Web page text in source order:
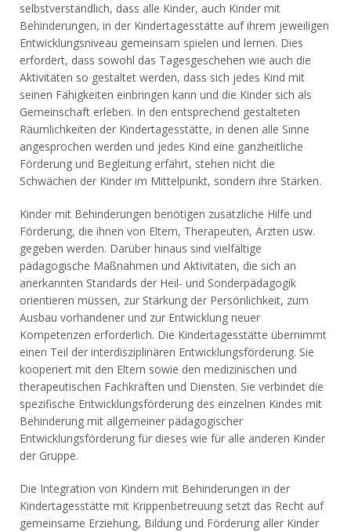
selbstverständlich, dass alle Kinder, auch Kinder mit
Behinderungen, in der Kindertagesstätte auf ihrem jeweiligen
Entwicklungsniveau gemeinsam spielen und lernen. Dies
erfordert, dass sowohl das Tagesgeschehen wie auch die
Aktivitäten so gestaltet werden, dass sich jedes Kind mit
seinen Fähigkeiten einbringen kann und die Kinder sich als
Gemeinschaft erleben. In den entsprechend gestalteten
Räumlichkeiten der Kindertagesstätte, in denen alle Sinne
angesprochen werden und jedes Kind eine ganzheitliche
Förderung und Begleitung erfährt, stehen nicht die
Schwächen der Kinder im Mittelpunkt, sondern ihre Stärken.
Kinder mit Behinderungen benötigen zusätzliche Hilfe und
Förderung, die ihnen von Eltern, Therapeuten, Ärzten usw.
gegeben werden. Darüber hinaus sind vielfältige
pädagogische Maßnahmen und Aktivitäten, die sich an
anerkannten Standards der Heil- und Sonderpädagogik
orientieren müssen, zur Stärkung der Persönlichkeit, zum
Ausbau vorhandener und zur Entwicklung neuer
Kompetenzen erforderlich. Die Kindertagesstätte übernimmt
einen Teil der interdisziplinären Entwicklungsförderung. Sie
kooperiert mit den Eltern sowie den medizinischen und
therapeutischen Fachkräften und Diensten. Sie verbindet die
spezifische Entwicklungsförderung des einzelnen Kindes mit
Behinderung mit allgemeiner pädagogischer
Entwicklungsförderung für dieses wie für alle anderen Kinder
der Gruppe.
Die Integration von Kindern mit Behinderungen in der
Kindertagesstätte mit Krippenbetreuung setzt das Recht auf
gemeinsame Erziehung, Bildung und Förderung aller Kinder